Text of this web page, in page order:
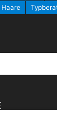
zur